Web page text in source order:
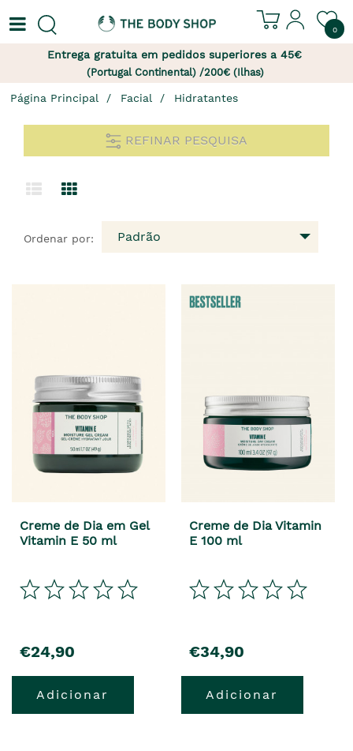
0
Entrega gratuita em pedidos superiores a 45€
(Portugal Continental) /200€ (Ilhas)
Página Principal Facial Hidratantes
REFINAR PESQUISA
Ordenar por: Padrão
Creme de Dia em Gel
Vitamin E 50 ml
precio
€24,90
Adicionar
Creme de Dia Vitamin
E 100 ml
precio
€34,90
Adicionar